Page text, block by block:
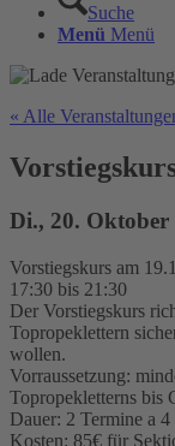
Suche
Menü Menü
« Alle
Di., 20. Oktober
Vorstiegskurs am
17:30 bis 21:30
Der Vorstiegskurs
Topropeklettern
wollen.
Vorraussetzung:
Topropekletterns
Dauer: 2 Termine a 4
Kosten: 85€ für